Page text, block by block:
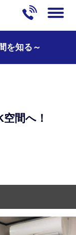
を知る～
間へ！